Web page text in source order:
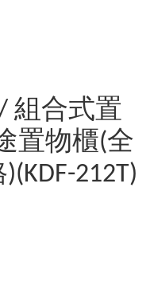
組合式置
置物櫃(全
212T)